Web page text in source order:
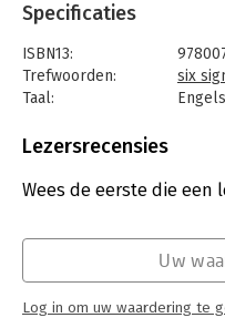
Specificaties
ISBN13:
Trefwoorden:
six
Taal:
Engels
Aantal pagina's:
Verschijningsdatum:
1-10-
Lezersrecensies
Wees de eerste die een
Uw
Log in om uw waardering te